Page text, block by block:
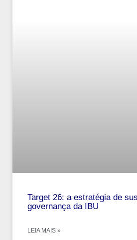
Target 26: a estratégia de
governança da IBU
LEIA MAIS »